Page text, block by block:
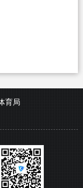
育局